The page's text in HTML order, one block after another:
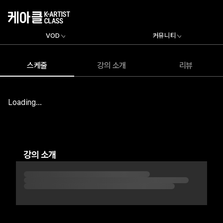
VOD 커뮤니티
스케줄 강의 소개 리뷰
Loading...
강의 소개